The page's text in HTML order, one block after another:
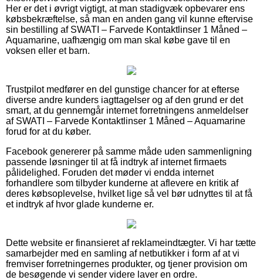
Her er det i øvrigt vigtigt, at man stadigvæk opbevarer ens
købsbekræftelse, så man en anden gang vil kunne eftervise
sin bestilling af SWATI – Farvede Kontaktlinser 1 Måned –
Aquamarine, uafhængig om man skal købe gave til en
voksen eller et barn.
Trustpilot medfører en del gunstige chancer for at efterse
diverse andre kunders iagttagelser og af den grund er det
smart, at du gennemgår internet forretningens anmeldelser
af SWATI – Farvede Kontaktlinser 1 Måned – Aquamarine
forud for at du køber.
Facebook genererer på samme måde uden sammenligning
passende løsninger til at få indtryk af internet firmaets
pålidelighed. Foruden det møder vi endda internet
forhandlere som tilbyder kunderne at aflevere en kritik af
deres købsoplevelse, hvilket lige så vel bør udnyttes til at få
et indtryk af hvor glade kunderne er.
Dette website er finansieret af reklameindtægter. Vi har tætte
samarbejder med en samling af netbutikker i form af at vi
fremviser forretningernes produkter, og tjener provision om
de besøgende vi sender videre laver en ordre.